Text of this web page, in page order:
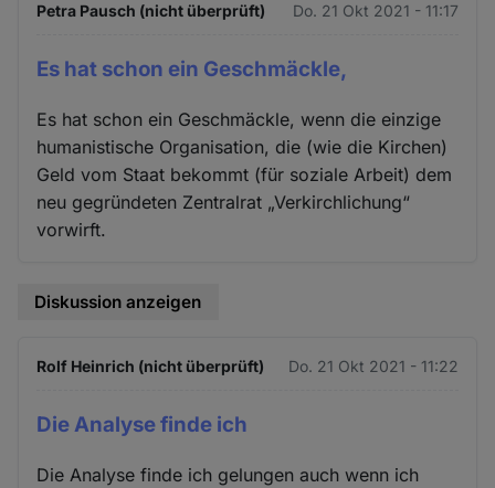
Petra Pausch (nicht überprüft) Do. 21 Okt 2021 - 11:17
Es hat schon ein Geschmäckle,
Es hat schon ein Geschmäckle, wenn die einzige
humanistische Organisation, die (wie die Kirchen)
Geld vom Staat bekommt (für soziale Arbeit) dem
neu gegründeten Zentralrat „Verkirchlichung“
vorwirft.
Diskussion anzeigen
Rolf Heinrich (nicht überprüft) Do. 21 Okt 2021 - 11:22
Die Analyse finde ich
Die Analyse finde ich gelungen auch wenn ich